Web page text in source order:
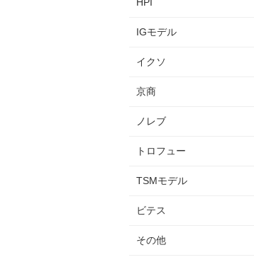
IGモデル
イクソ
京商
ノレブ
トロフュー
TSMモデル
ビテス
その他